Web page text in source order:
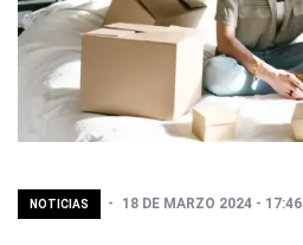
NOTICIAS 18 DE MARZO 2024 - 17:46